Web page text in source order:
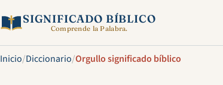
SIGNIFICADO BÍBLICO
Comprende la Palabra.
Inicio/Diccionario/Orgullo significado bíblico